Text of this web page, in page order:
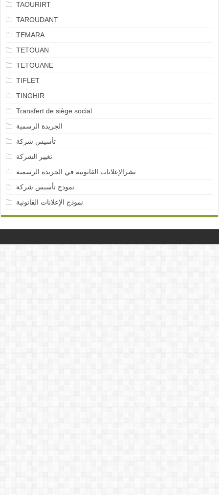
TAOURIRT
TAROUDANT
TEMARA
TETOUAN
TETOUANE
TIFLET
TINGHIR
Transfert de siège social
الجريدة الرسمية
تأسيس شركة
تغيير الشركة
نشرالإعلانات القانونية في الجريدة الرسمية
نمودج تأسيس شركة
نموذج الإعلانات القانونية